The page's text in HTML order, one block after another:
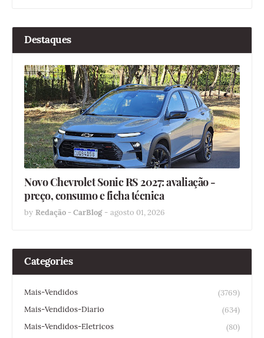
Destaques
Novo Chevrolet Sonic RS 2027: avaliação -
preço, consumo e ficha técnica
by Redação - CarBlog - agosto 01, 2026
Categories
Mais-Vendidos
(3769)
Mais-Vendidos-Diario
(634)
Mais-Vendidos-Eletricos
(80)